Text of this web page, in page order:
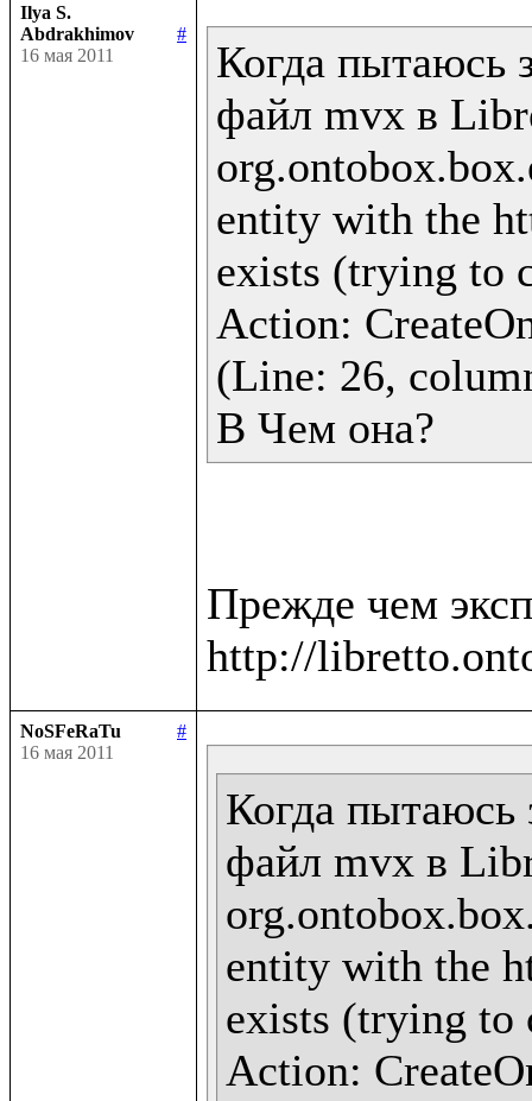
Ilya S.
Abdrakhimov
#
16 мая 2011
Когда пытаюсь
файл mvx в
entity with the
exists (trying to
Action:
(Line: 26,
В Чем она?
Прежде чем
NoSFeRaTu
#
16 мая 2011
Когда пытаюсь
файл mvx в
entity with the
exists (trying to
Action: